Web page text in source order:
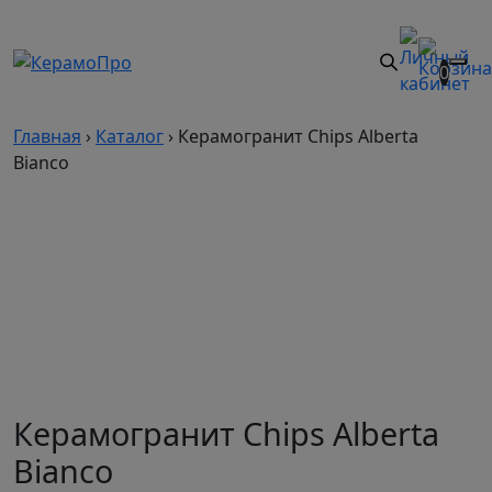
0
Главная › Каталог › Керамогранит Chips Alberta
Bianco
Керамогранит Chips Alberta
Bianco